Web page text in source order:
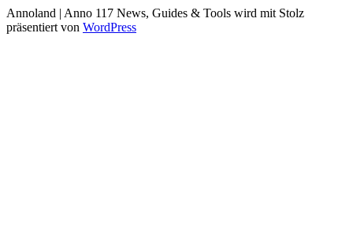
Annoland | Anno 117 News, Guides & Tools wird mit Stolz
präsentiert von WordPress